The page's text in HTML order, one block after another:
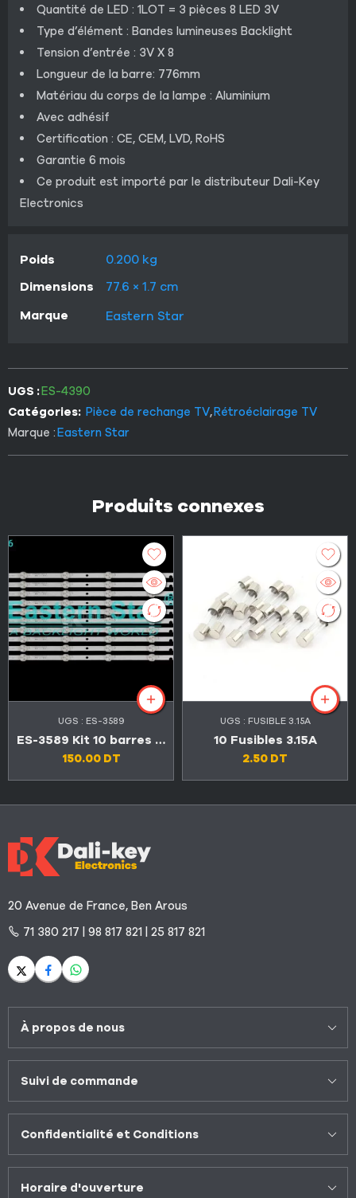
Quantité de LED : 1LOT = 3 pièces 8 LED 3V
Type d’élément : Bandes lumineuses Backlight
Tension d’entrée : 3V X 8
Longueur de la barre: 776mm
Matériau du corps de la lampe : Aluminium
Avec adhésif
Certification : CE, CEM, LVD, RoHS
Garantie 6 mois
Ce produit est importé par le distributeur Dali-Key
Electronics
Poids
0.200 kg
Dimensions
77.6 × 1.7 cm
Marque
Eastern Star
UGS :ES-4390
Catégories: Pièce de rechange TV,Rétroéclairage TV
Marque :Eastern Star
Produits connexes
UGS : ES-3589
ES-3589 Kit 10 barres 6 LED Maxwell VEGA 50″
150.00 DT
UGS : FUSIBLE 3.15A
10 Fusibles 3.15A
2.50 DT
20 Avenue de France, Ben Arous
71 380 217 | 98 817 821 | 25 817 821
À propos de nous
Suivi de commande
Confidentialité et Conditions
Horaire d'ouverture